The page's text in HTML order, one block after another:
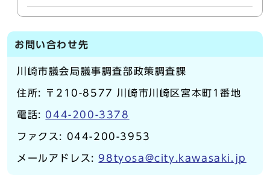
お問い合わせ先
川崎市議会局議事調査部政策調査課
住所: 〒210-8577 川崎市川崎区宮本町1番地
電話: 044-200-3378
ファクス: 044-200-3953
メールアドレス:98tyosa@city.kawasaki.jp